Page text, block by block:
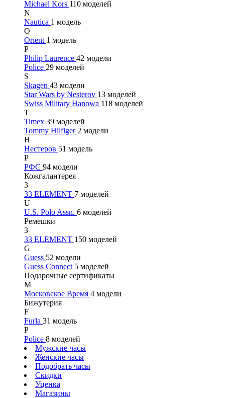
Michael Kors 110 моделей
N
Nautica 1 модель
O
Orient 1 модель
P
Philip Laurence 42 модели
Police 29 моделей
S
Skagen 43 модели
Star Wars by Nesterov 13 моделей
Swiss Military Hanowa 118 моделей
T
Timex 39 моделей
Tommy Hilfiger 2 модели
Н
Нестеров 51 модель
Р
РФС 94 модели
Кожгалантерея
3
33 ELEMENT 7 моделей
U
U.S. Polo Assn. 6 моделей
Ремешки
3
33 ELEMENT 150 моделей
G
Guess 52 модели
Guess Connect 5 моделей
Подарочные сертификаты
М
Московское Время 4 модели
Бижутерия
F
Furla 31 модель
P
Police 8 моделей
Мужские часы
Женские часы
Подобрать часы
Скидки
Уценка
Магазины